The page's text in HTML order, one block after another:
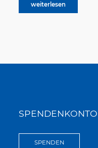
weiterlesen
SPENDENKONTO
SPENDEN